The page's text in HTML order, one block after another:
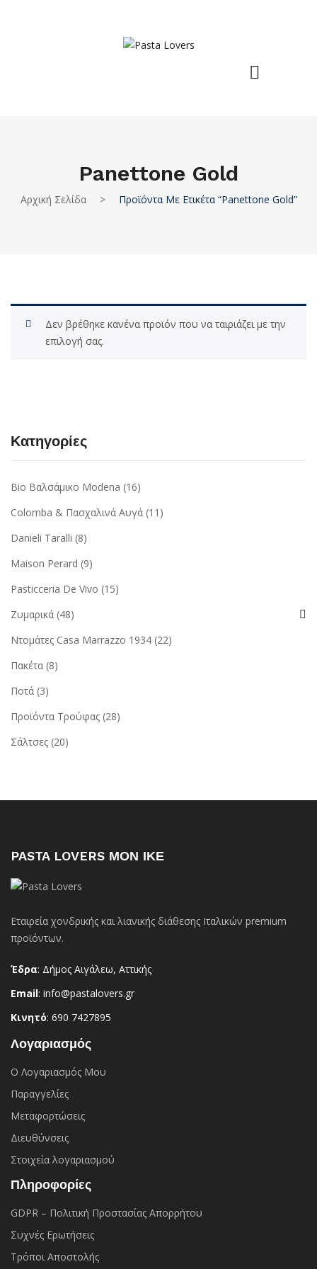
Panettone Gold
Αρχική Σελίδα > Προϊόντα Με Ετικέτα “panettone Gold”
Δεν βρέθηκε κανένα προϊόν που να ταιριάζει με την
επιλογή σας.
Κατηγορίες
Bio Βαλσάμικο Modena (16)
Colomba & Πασχαλινά Αυγά (11)
Danieli Taralli (8)
Maison Perard (9)
Pasticceria De Vivo (15)
Ζυμαρικά (48)
Ντομάτες Casa Marrazzo 1934 (22)
Πακέτα (8)
Ποτά (3)
Προϊόντα Τρούφας (28)
Σάλτσες (20)
PASTA LOVERS ΜΟΝ ΙΚΕ
Εταιρεία χονδρικής και λιανικής διάθεσης Ιταλικών premium
προϊόντων.
Έδρα: Δήμος Αιγάλεω, Αττικής
Email: info@pastalovers.gr
Κινητό: 690 7427895
Λογαριασμός
Ο Λογαριασμός Μου
Παραγγελίες
Μεταφορτώσεις
Διευθύνσεις
Στοιχεία λογαριασμού
Πληροφορίες
GDPR – Πολιτική Προστασίας Απορρήτου
Συχνές Eρωτήσεις
Τρόποι Αποστολής